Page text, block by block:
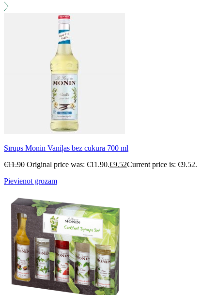
Sīrups Monin Vaniļas bez cukura 700 ml
€11.90 Original price was: €11.90.€9.52Current price is: €9.52.
Pievienot grozam